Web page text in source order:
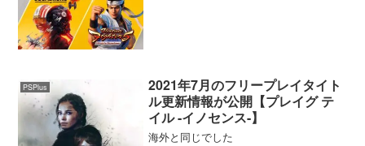
PSPlus
2021年7月のフリープレイタイト
ル更新情報が公開【プレイグ テ
イル -イノセンス-】
海外と同じでした